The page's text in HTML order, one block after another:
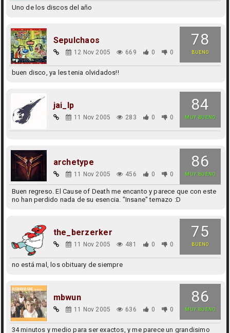
Uno de los discos del año
78
BUENO
Sepulchaos
12 Nov 2005 669 0 0
buen disco, ya les tenia olvidados!!
84
MUY BUENO
jai_lp
11 Nov 2005 283 0 0
86
MUY BUENO
archetype
11 Nov 2005 456 0 0
Buen regreso. El Cause of Death me encanto y parece que con este
no han perdido nada de su esencia. "Insane" temazo :D
75
BUENO
the_berzerker
11 Nov 2005 481 0 0
no está mal, los obituary de siempre
86
MUY BUENO
mbwun
11 Nov 2005 636 0 0
34 minutos y medio para ser exactos, y me parece un grandisimo